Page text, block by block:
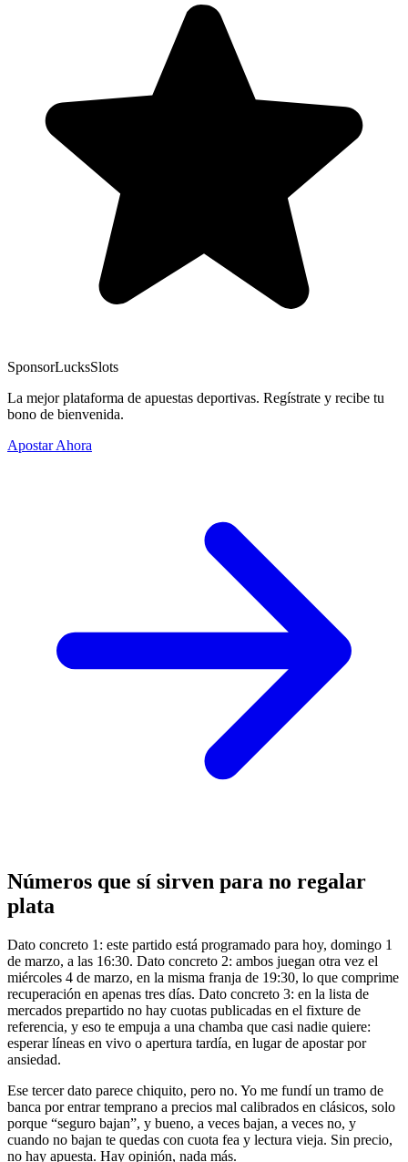
SponsorLucksSlots
La mejor plataforma de apuestas deportivas. Regístrate y recibe tu
bono de bienvenida.
Apostar Ahora
Números que sí sirven para no regalar
plata
Dato concreto 1: este partido está programado para hoy, domingo 1
de marzo, a las 16:30. Dato concreto 2: ambos juegan otra vez el
miércoles 4 de marzo, en la misma franja de 19:30, lo que comprime
recuperación en apenas tres días. Dato concreto 3: en la lista de
mercados prepartido no hay cuotas publicadas en el fixture de
referencia, y eso te empuja a una chamba que casi nadie quiere:
esperar líneas en vivo o apertura tardía, en lugar de apostar por
ansiedad.
Ese tercer dato parece chiquito, pero no. Yo me fundí un tramo de
banca por entrar temprano a precios mal calibrados en clásicos, solo
porque “seguro bajan”, y bueno, a veces bajan, a veces no, y
cuando no bajan te quedas con cuota fea y lectura vieja. Sin precio,
no hay apuesta. Hay opinión, nada más.